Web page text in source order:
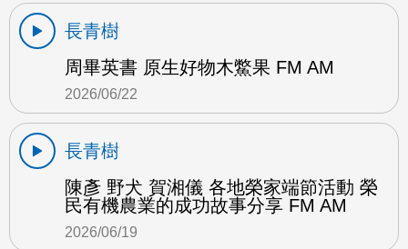
長青樹
周畢英書 原生好物木鱉果 FM AM
2026/06/22
長青樹
陳彥 野犬 賀湘儀 各地榮家端節活動 榮
民有機農業的成功故事分享 FM AM
2026/06/19